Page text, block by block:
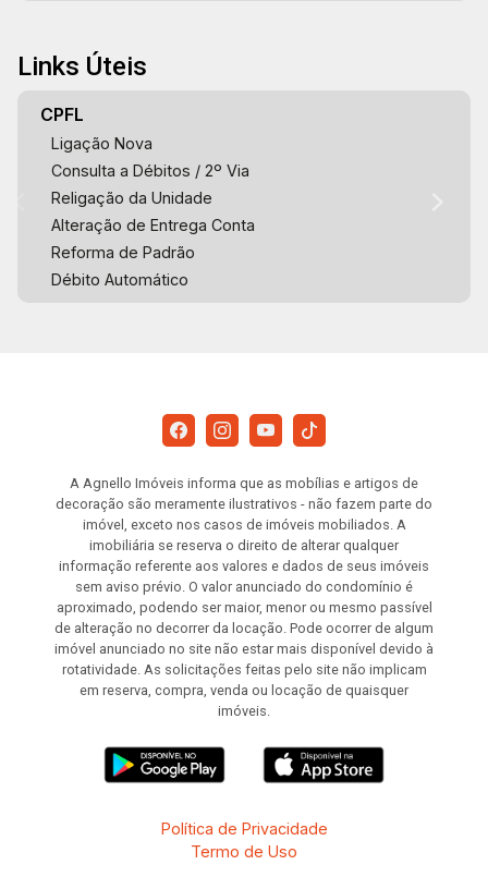
Links Úteis
CPFL
Ligação Nova
Consulta a Débitos / 2º Via
Religação da Unidade
Alteração de Entrega Conta
Reforma de Padrão
Débito Automático
A Agnello Imóveis informa que as mobílias e artigos de
decoração são meramente ilustrativos - não fazem parte do
imóvel, exceto nos casos de imóveis mobiliados. A
imobiliária se reserva o direito de alterar qualquer
informação referente aos valores e dados de seus imóveis
sem aviso prévio. O valor anunciado do condomínio é
aproximado, podendo ser maior, menor ou mesmo passível
de alteração no decorrer da locação. Pode ocorrer de algum
imóvel anunciado no site não estar mais disponível devido à
rotatividade. As solicitações feitas pelo site não implicam
em reserva, compra, venda ou locação de quaisquer
imóveis.
Política de Privacidade
Termo de Uso